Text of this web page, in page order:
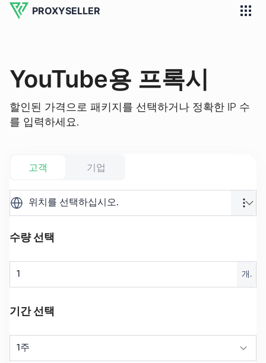
PROXYSELLER
YouTube용 프록시
할인된 가격으로 패키지를 선택하거나 정확한 IP 수
를 입력하세요.
고객 기업
위치를 선택하십시오.
수량 선택
개.
기간 선택
1주